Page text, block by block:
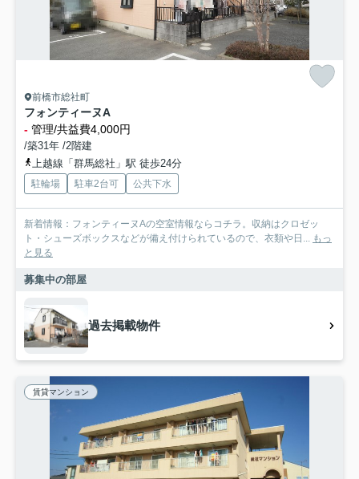
前橋市総社町
フォンティーヌA
- 管理/共益費4,000円
/築31年 /2階建
上越線「群馬総社」駅 徒歩24分
駐輪場 駐車2台可 公共下水
新着情報：フォンティーヌAの空室情報ならコチラ。収納はクロゼッ
ト・シューズボックスなどが備え付けられているので、衣類や日... もっ
と見る
募集中の部屋
過去掲載物件
賃貸マンション